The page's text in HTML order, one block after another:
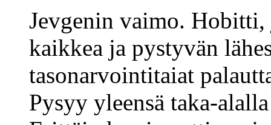
Jevgenin vaimo. Hobitti,
kaikkea ja pystyvän
tasonarvointitaiat
Pysyy yleensä taka-